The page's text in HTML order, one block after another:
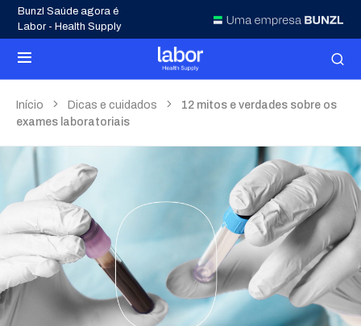
Bunzl Saúde agora é
Labor - Health Supply
Início Dicas e cuidados
12 mitos e verdades sobre os
exames laboratoriais